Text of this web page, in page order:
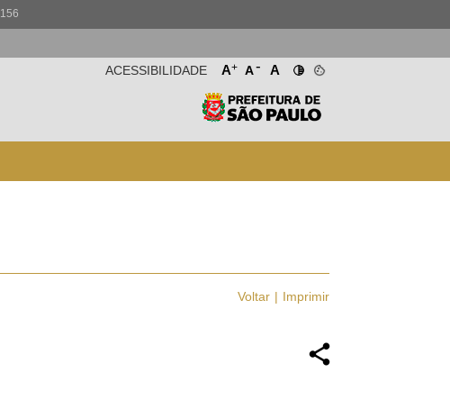
156
A+ A- A
ACESSIBILIDADE
Voltar Imprimir